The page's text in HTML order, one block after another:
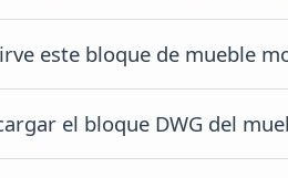
librosen vista frontal, listo
este bloque de mueble
DWG, bibliotecas o
el bloque DWG del